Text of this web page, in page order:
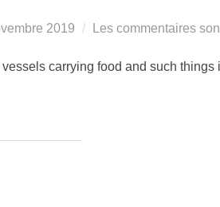
2019 Les commentaires
carrying food and such things